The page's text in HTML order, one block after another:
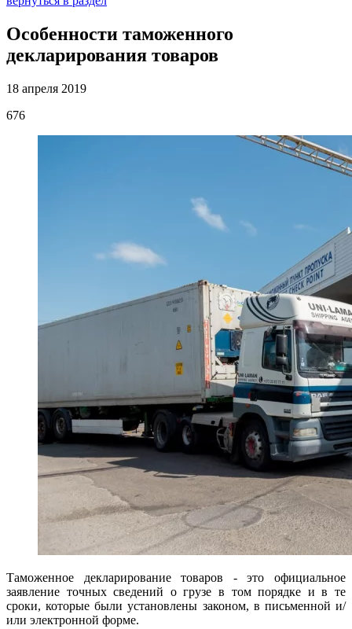
Особенности таможенного
декларирования товаров
18 апреля 2019
676
Таможенное декларирование товаров - это официальное
заявление точных сведений о грузе в том порядке и в те
сроки, которые были установлены законом, в письменной и/
или электронной форме.